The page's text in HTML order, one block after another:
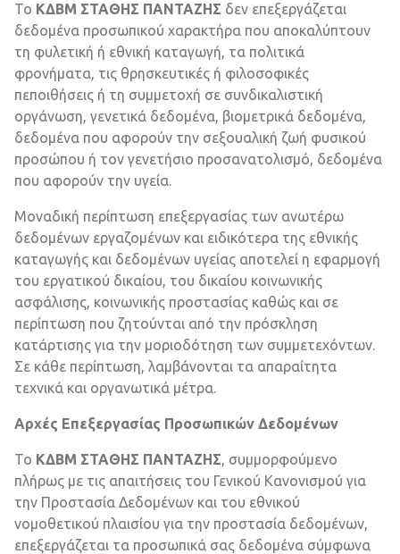
Το ΚΔΒΜ ΣΤΑΘΗΣ ΠΑΝΤΑΖΗΣ δεν επεξεργάζεται
δεδομένα προσωπικού χαρακτήρα που αποκαλύπτουν
τη φυλετική ή εθνική καταγωγή, τα πολιτικά
φρονήματα, τις θρησκευτικές ή φιλοσοφικές
πεποιθήσεις ή τη συμμετοχή σε συνδικαλιστική
οργάνωση, γενετικά δεδομένα, βιομετρικά δεδομένα,
δεδομένα που αφορούν την σεξουαλική ζωή φυσικού
προσώπου ή τον γενετήσιο προσανατολισμό, δεδομένα
που αφορούν την υγεία.
Μοναδική περίπτωση επεξεργασίας των ανωτέρω
δεδομένων εργαζομένων και ειδικότερα της εθνικής
καταγωγής και δεδομένων υγείας αποτελεί η εφαρμογή
του εργατικού δικαίου, του δικαίου κοινωνικής
ασφάλισης, κοινωνικής προστασίας καθώς και σε
περίπτωση που ζητούνται από την πρόσκληση
κατάρτισης για την μοριοδότηση των συμμετεχόντων.
Σε κάθε περίπτωση, λαμβάνονται τα απαραίτητα
τεχνικά και οργανωτικά μέτρα.
Αρχές Επεξεργασίας Προσωπικών Δεδομένων
Το ΚΔΒΜ ΣΤΑΘΗΣ ΠΑΝΤΑΖΗΣ, συμμορφούμενο
πλήρως με τις απαιτήσεις του Γενικού Κανονισμού για
την Προστασία Δεδομένων και του εθνικού
νομοθετικού πλαισίου για την προστασία δεδομένων,
επεξεργάζεται τα προσωπικά σας δεδομένα σύμφωνα